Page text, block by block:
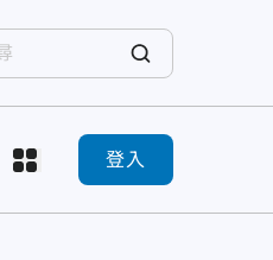
登入